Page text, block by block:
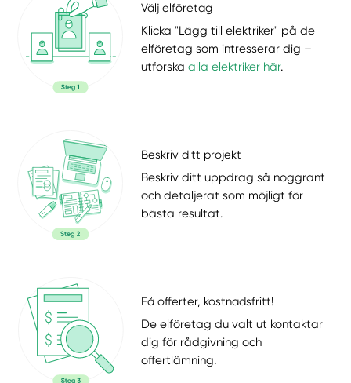
Välj elföretag
Klicka "Lägg till elektriker" på de
elföretag som intresserar dig –
utforskaalla elektriker här.
Beskriv ditt projekt
Beskriv ditt uppdrag så noggrant
och detaljerat som möjligt för
bästa resultat.
Få offerter, kostnadsfritt!
De elföretag du valt ut kontaktar
dig för rådgivning och
offertlämning.